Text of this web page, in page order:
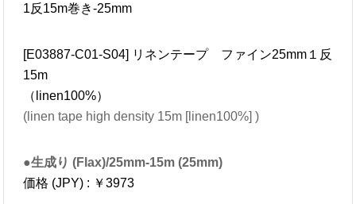
1反15m巻き-25mm
[E03887-C01-S04] リネンテープ ファイン25mm１反
15m
（linen100%）
(linen tape high density 15m [linen100%] )
●生成り (Flax)/25mm-15m (25mm)
価格 (JPY) : ￥3973